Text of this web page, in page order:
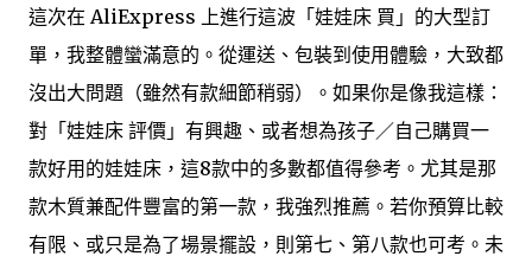
這次在 AliExpress 上進行這波「娃娃床 買」的大型訂
單，我整體蠻滿意的。從運送、包裝到使用體驗，大致都
沒出大問題（雖然有款細節稍弱）。如果你是像我這樣：
對「娃娃床 評價」有興趣、或者想為孩子／自己購買一
款好用的娃娃床，這8款中的多數都值得參考。尤其是那
款木質兼配件豐富的第一款，我強烈推薦。若你預算比較
有限、或只是為了場景擺設，則第七、第八款也可考。未